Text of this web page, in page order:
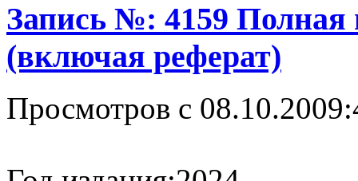
Запись №: 4159 Полная
(включая реферат)
Просмотров с 08.10.2009: